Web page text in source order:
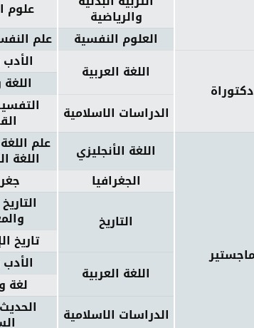
والرياضية
علوم
العلوم النفسية
علم
دكتوراة
اللغة العربية
الدراسات الاسلامية
اللغة الأنجليزي علم
اللغة
الجغرافيا
التاريخ
تاريخ
اللغة العربية
لغة
الدراسات الاسلامية